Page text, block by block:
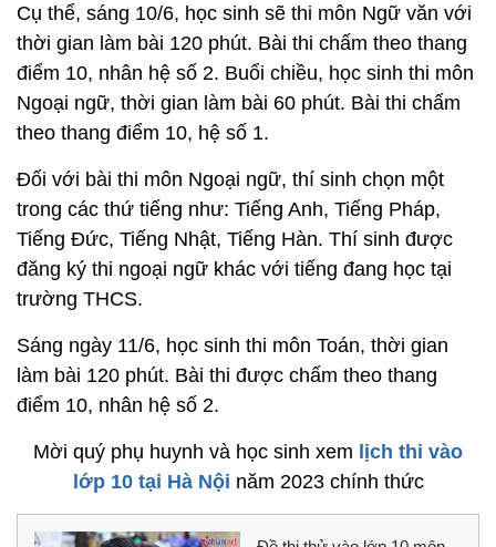
Cụ thể, sáng 10/6, học sinh sẽ thi môn Ngữ văn với
thời gian làm bài 120 phút. Bài thi chấm theo thang
điểm 10, nhân hệ số 2. Buổi chiều, học sinh thi môn
Ngoại ngữ, thời gian làm bài 60 phút. Bài thi chấm
theo thang điểm 10, hệ số 1.
Đối với bài thi môn Ngoại ngữ, thí sinh chọn một
trong các thứ tiếng như: Tiếng Anh, Tiếng Pháp,
Tiếng Đức, Tiếng Nhật, Tiếng Hàn. Thí sinh được
đăng ký thi ngoại ngữ khác với tiếng đang học tại
trường THCS.
Sáng ngày 11/6, học sinh thi môn Toán, thời gian
làm bài 120 phút. Bài thi được chấm theo thang
điểm 10, nhân hệ số 2.
Mời quý phụ huynh và học sinh xem lịch thi vào
lớp 10 tại Hà Nội năm 2023 chính thức